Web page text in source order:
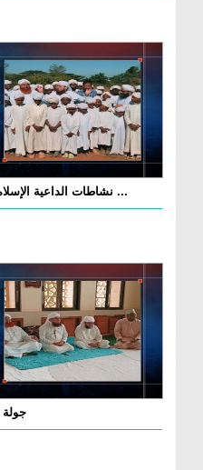
نشاطات الداعية الإسلامي الشيخ عبد الحبيب العطاري ...
جولة